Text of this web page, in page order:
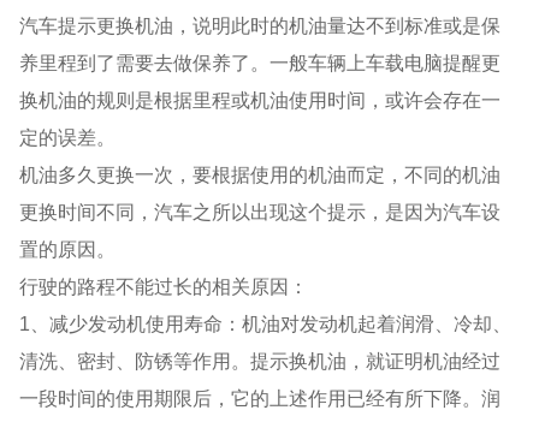
汽车提示更换机油，说明此时的机油量达不到标准或是保
养里程到了需要去做保养了。一般车辆上车载电脑提醒更
换机油的规则是根据里程或机油使用时间，或许会存在一
定的误差。
机油多久更换一次，要根据使用的机油而定，不同的机油
更换时间不同，汽车之所以出现这个提示，是因为汽车设
置的原因。
行驶的路程不能过长的相关原因：
1、减少发动机使用寿命：机油对发动机起着润滑、冷却、
清洗、密封、防锈等作用。提示换机油，就证明机油经过
一段时间的使用期限后，它的上述作用已经有所下降。润